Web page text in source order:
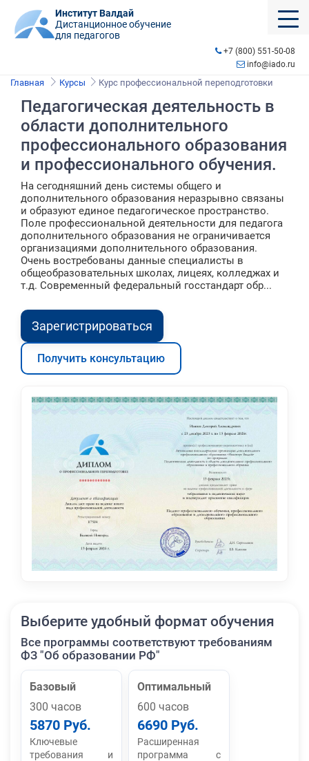
Институт Валдай
Дистанционное обучение
для педагогов
+7 (800) 551-50-08
info@iado.ru
Главная Курсы Курс профессиональной переподготовки
Педагогическая деятельность в
области дополнительного
профессионального образования
и профессионального обучения.
На сегодняшний день системы общего и
дополнительного образования неразрывно связаны
и образуют единое педагогическое пространство.
Поле профессиональной деятельности для педагога
дополнительного образования не ограничивается
организациями дополнительного образования.
Очень востребованы данные специалисты в
общеобразовательных школах, лицеях, колледжах и
т.д. Современный федеральный госстандарт обр...
Зарегистрироваться
Получить консультацию
Выберите удобный формат обучения
Все программы соответствуют требованиям
ФЗ "Об образовании РФ"
Базовый
300 часов
5870 Руб.
Ключевые
требования и
Оптимальный
600 часов
6690 Руб.
Расширенная
программа с